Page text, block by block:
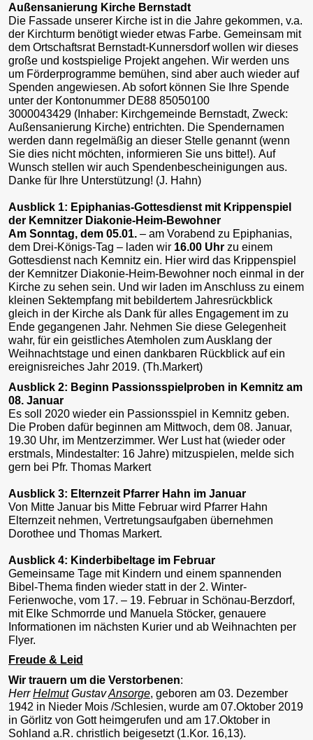
Außensanierung Kirche Bernstadt
Die Fassade unserer Kirche ist in die Jahre gekommen, v.a.
der Kirchturm benötigt wieder etwas Farbe. Gemeinsam mit
dem Ortschaftsrat Bernstadt-Kunnersdorf wollen wir dieses
große und kostspielige Projekt angehen. Wir werden uns
um Förderprogramme bemühen, sind aber auch wieder auf
Spenden angewiesen. Ab sofort können Sie Ihre Spende
unter der Kontonummer DE88 85050100
3000043429 (Inhaber: Kirchgemeinde Bernstadt, Zweck:
Außensanierung Kirche) entrichten. Die Spendernamen
werden dann regelmäßig an dieser Stelle genannt (wenn
Sie dies nicht möchten, informieren Sie uns bitte!). Auf
Wunsch stellen wir auch Spendenbescheinigungen aus.
Danke für Ihre Unterstützung! (J. Hahn)
Ausblick 1: Epiphanias-Gottesdienst mit Krippenspiel
der Kemnitzer Diakonie-Heim-Bewohner
Am Sonntag, dem 05.01. – am Vorabend zu Epiphanias,
dem Drei-Königs-Tag – laden wir 16.00 Uhr zu einem
Gottesdienst nach Kemnitz ein. Hier wird das Krippenspiel
der Kemnitzer Diakonie-Heim-Bewohner noch einmal in der
Kirche zu sehen sein. Und wir laden im Anschluss zu einem
kleinen Sektempfang mit bebildertem Jahresrückblick
gleich in der Kirche als Dank für alles Engagement im zu
Ende gegangenen Jahr. Nehmen Sie diese Gelegenheit
wahr, für ein geistliches Atemholen zum Ausklang der
Weihnachtstage und einen dankbaren Rückblick auf ein
ereignisreiches Jahr 2019. (Th.Markert)
Ausblick 2: Beginn Passionsspielproben in Kemnitz am
08. Januar
Es soll 2020 wieder ein Passionsspiel in Kemnitz geben.
Die Proben dafür beginnen am Mittwoch, dem 08. Januar,
19.30 Uhr, im Mentzerzimmer. Wer Lust hat (wieder oder
erstmals, Mindestalter: 16 Jahre) mitzuspielen, melde sich
gern bei Pfr. Thomas Markert
Ausblick 3: Elternzeit Pfarrer Hahn im Januar
Von Mitte Januar bis Mitte Februar wird Pfarrer Hahn
Elternzeit nehmen, Vertretungsaufgaben übernehmen
Dorothee und Thomas Markert.
Ausblick 4: Kinderbibeltage im Februar
Gemeinsame Tage mit Kindern und einem spannenden
Bibel-Thema finden wieder statt in der 2. Winter-
Ferienwoche, vom 17. – 19. Februar in Schönau-Berzdorf,
mit Elke Schmorrde und Manuela Stöcker, genauere
Informationen im nächsten Kurier und ab Weihnachten per
Flyer.
Freude & Leid
Wir trauern um die Verstorbenen:
HerrHelmutGustavAnsorge, geboren am 03. Dezember
1942 in Nieder Mois /Schlesien, wurde am 07.Oktober 2019
in Görlitz von Gott heimgerufen und am 17.Oktober in
Sohland a.R. christlich beigesetzt (1.Kor. 16,13).